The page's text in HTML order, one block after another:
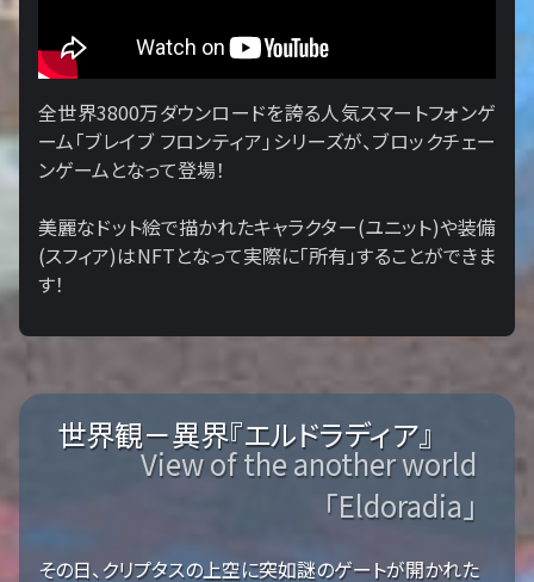
全世界3800万ダウンロードを誇る人気スマートフォンゲ
ーム「ブレイブ フロンティア」シリーズが、ブロックチェー
ンゲームとなって登場！
美麗なドット絵で描かれたキャラクター(ユニット)や装備
(スフィア)はNFTとなって実際に「所有」することができま
す！
世界観－異界『エルドラディア』
View of the another world
「Eldoradia」
その日、クリプタスの上空に突如謎のゲートが開かれた